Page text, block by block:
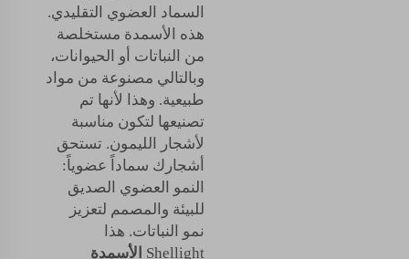
السماد العضوي التقليدي.
هذه الأسمدة مستخلصة
من النباتات أو الحيوانات،
وبالتالي مصنوعة من مواد
طبيعية. وهذا لأنها تم
تصنيعها لتكون مناسبة
لأشجار الليمون. تستحق
أشجارك سماداً عضوياً:
النمو العضوي الصديق
للبيئة والمصمم لتعزيز
نمو النباتات. هذا
Shellight الأسمدة